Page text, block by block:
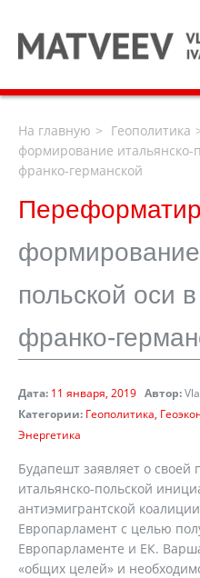
На главную Геополитика
формирование итальянско-
франко-германской
формирование
польской оси
франко-
Дата: 11 января, 2019 Автор:
Категории: Геополитика
Энергетика
Будапешт заявляет о своей
итальянско-польской
антиэмигрантской
Европарламент с целью
Европарламенте и ЕК.
«общих целей» и